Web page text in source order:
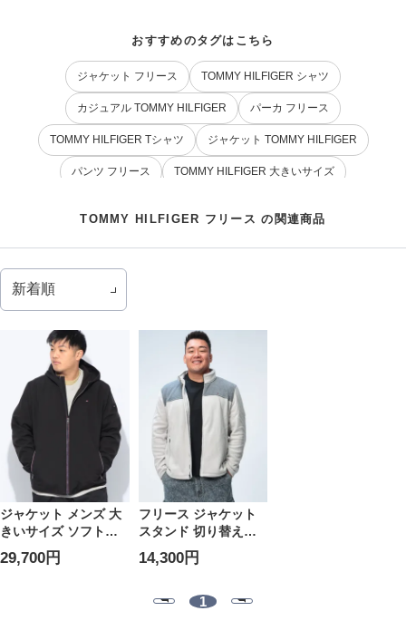
おすすめのタグはこちら
ジャケット フリース TOMMY HILFIGER シャツ
カジュアル TOMMY HILFIGER パーカ フリース
TOMMY HILFIGER Tシャツ ジャケット TOMMY HILFIGER
パンツ フリース TOMMY HILFIGER 大きいサイズ
パーカ TOMMY HILFIGER
ボタンダウン TOMMY HILFIGER
スウェット フリース フリース 上下セット
TOMMY HILFIGER フリース の関連商品
ジャケット メンズ 大
きいサイズ ソフトシ
ェル 裏フリース フル
ジップ ブルゾン アウ
29,700円
フリース ジャケット
スタンド 切り替え
MIXED MEDIA
FLEECE STAND
ター ブルゾン ジップ
14,300円
1